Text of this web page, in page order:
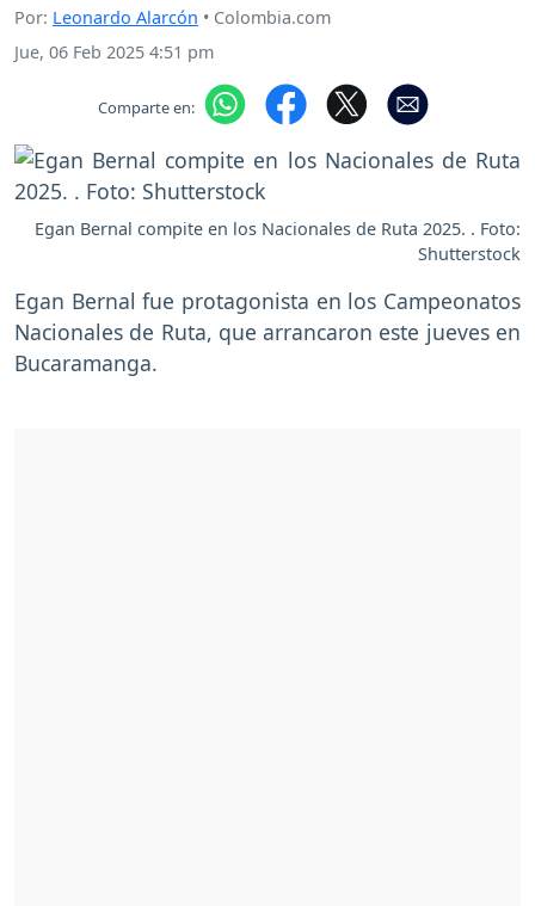
Por: Leonardo Alarcón • Colombia.com
Jue, 06 Feb 2025 4:51 pm
Comparte en:
Egan Bernal compite en los Nacionales de Ruta 2025. . Foto:
Shutterstock
Egan Bernal fue protagonista en los Campeonatos
Nacionales de Ruta, que arrancaron este jueves en
Bucaramanga.